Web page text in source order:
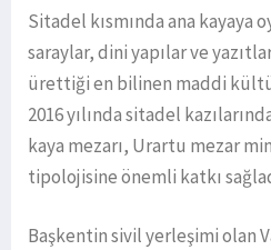
Sitadel kısmında ana kayaya
saraylar, dini yapılar ve
ürettiği en bilinen maddi
2016 yılında sitadel
kaya mezarı, Urartu mezar
tipolojisine önemli katkı
Başkentin sivil yerleşimi olan